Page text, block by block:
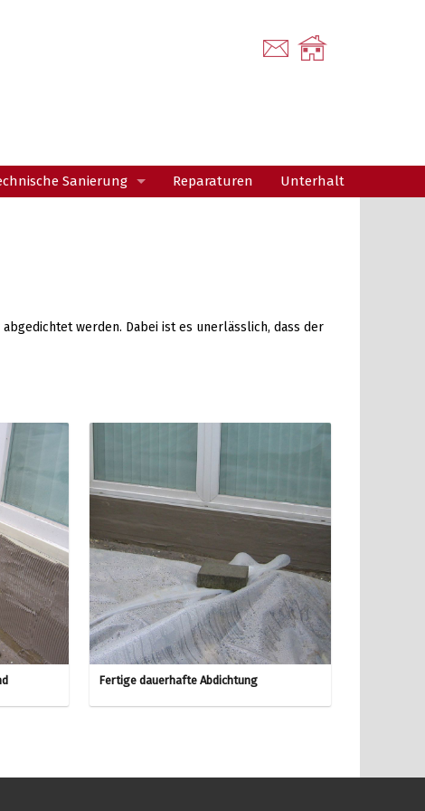
Sanierung Reparaturen Unterhalt
werden. Dabei ist es unerlässlich, dass der
Fertige dauerhafte Abdichtung